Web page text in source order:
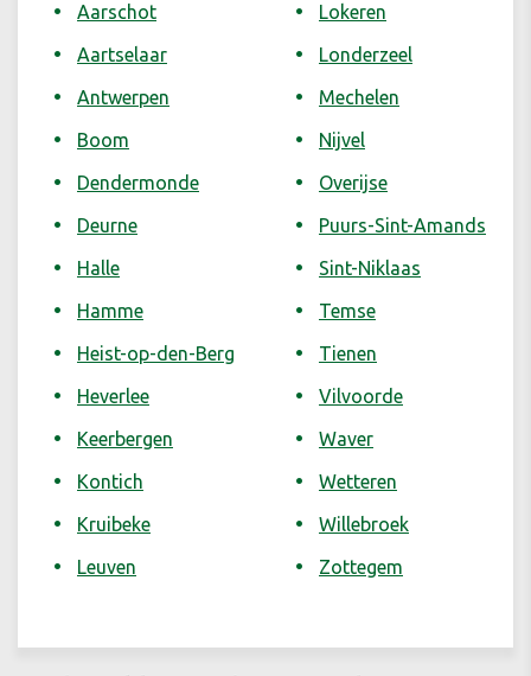
Aarschot
Aartselaar
Antwerpen
Boom
Dendermonde
Deurne
Halle
Hamme
Heist-op-den-Berg
Heverlee
Keerbergen
Kontich
Kruibeke
Leuven
Lokeren
Londerzeel
Mechelen
Nijvel
Overijse
Puurs-Sint-Amands
Sint-Niklaas
Temse
Tienen
Vilvoorde
Waver
Wetteren
Willebroek
Zottegem